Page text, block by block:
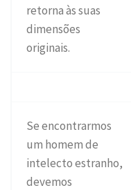
retorna às suas
dimensões
originais.
Se encontrarmos
um homem de
intelecto estranho,
devemos